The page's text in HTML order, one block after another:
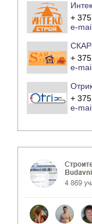
+
e-
+
e-
+
e-